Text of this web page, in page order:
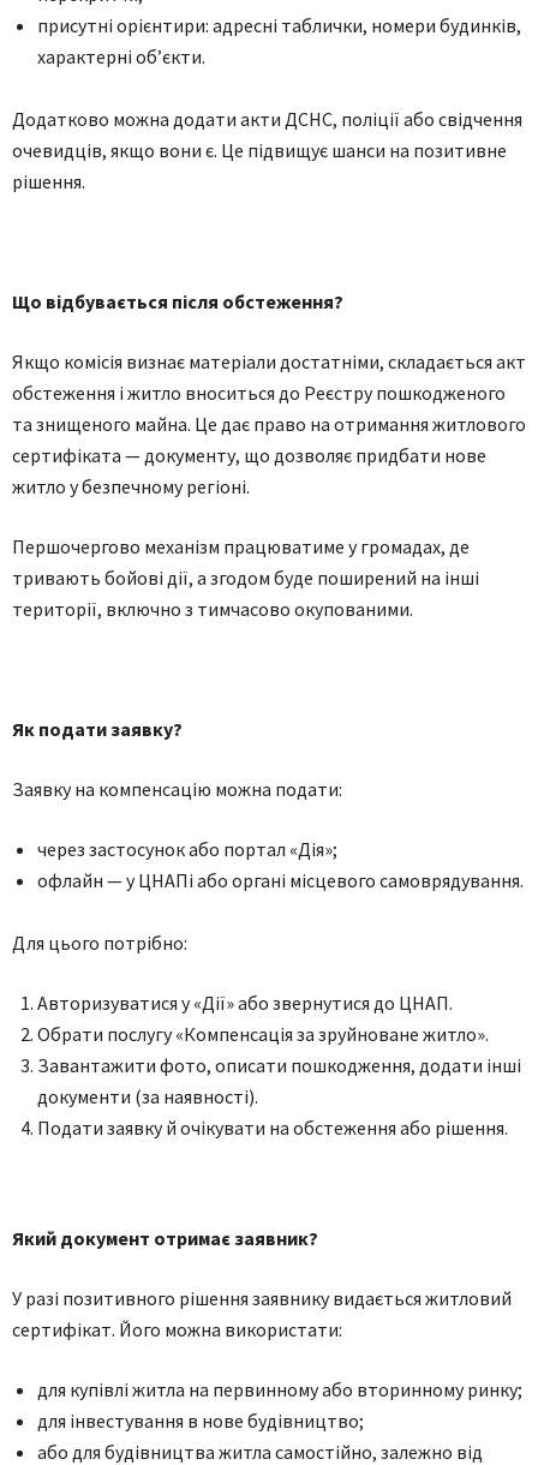
присутні орієнтири: адресні таблички, номери будинків,
характерні об’єкти.
Додатково можна додати акти ДСНС, поліції або свідчення
очевидців, якщо вони є. Це підвищує шанси на позитивне
рішення.
Що відбувається після обстеження?
Якщо комісія визнає матеріали достатніми, складається акт
обстеження і житло вноситься до Реєстру пошкодженого
та знищеного майна. Це дає право на отримання житлового
сертифіката — документу, що дозволяє придбати нове
житло у безпечному регіоні.
Першочергово механізм працюватиме у громадах, де
тривають бойові дії, а згодом буде поширений на інші
території, включно з тимчасово окупованими.
Як подати заявку?
Заявку на компенсацію можна подати:
через застосунок або портал «Дія»;
офлайн — у ЦНАПі або органі місцевого самоврядування.
Для цього потрібно:
Авторизуватися у «Дії» або звернутися до ЦНАП.
Обрати послугу «Компенсація за зруйноване житло».
Завантажити фото, описати пошкодження, додати інші
документи (за наявності).
Подати заявку й очікувати на обстеження або рішення.
Який документ отримає заявник?
У разі позитивного рішення заявнику видається житловий
сертифікат. Його можна використати:
для купівлі житла на первинному або вторинному ринку;
для інвестування в нове будівництво;
або для будівництва житла самостійно, залежно від